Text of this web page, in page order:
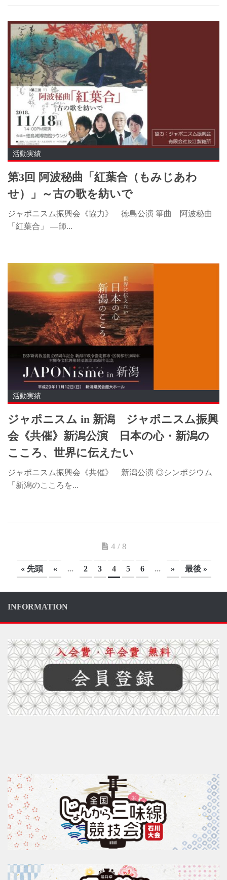
活動実績
第3回 阿波秘曲「紅葉合（もみじあわ
せ）」～古の歌を紡いで
ジャポニスム振興会《協力》 徳島公演 箏曲 阿波秘曲
「紅葉合」 ―師...
活動実績
ジャポニスム in 新潟 ジャポニスム振興
会《共催》新潟公演 日本の心・新潟の
こころ、世界に伝えたい
ジャポニスム振興会《共催》 新潟公演 ◎シンポジウム
「新潟のこころを...
4 / 8
« 先頭 « ... 2 3 4 5 6 ... » 最後 »
INFORMATION